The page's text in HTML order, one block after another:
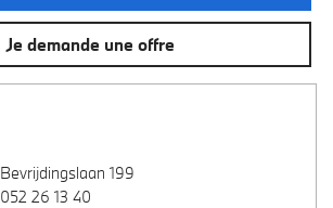
Je demande une offre
Bevrijdingslaan 199
052 26 13 40